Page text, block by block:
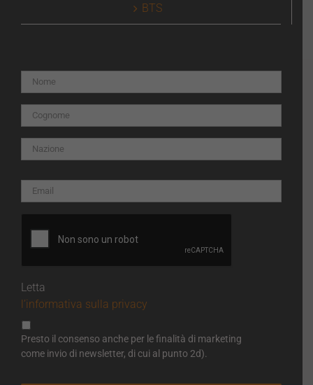
BTS
Letta
l’informativa sulla privacy
Presto il consenso anche per le finalità di marketing
come invio di newsletter, di cui al punto 2d).